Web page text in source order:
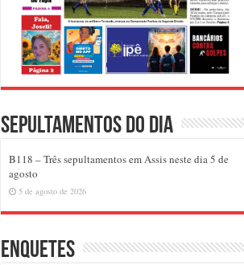
Sepultamentos do dia
B118 – Três sepultamentos em Assis neste dia 5 de
agosto
5 de agosto de 2026
Enquetes